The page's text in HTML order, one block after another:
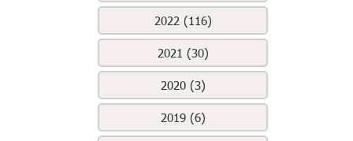
2022 (116)
2021 (30)
2020 (3)
2019 (6)